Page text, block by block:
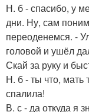
Н. б - спасибо, у
дни. Ну, сам
переоденемся. -
головой и ушёл
Скай за руку и
Н. б - ты что,
спалила!
В. с - да откуда я